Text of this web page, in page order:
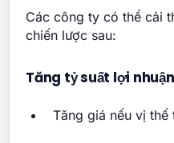
Các công ty có thể cải
chiến lược sau:
Tăng tỷ suất lợi
Tăng giá nếu vị